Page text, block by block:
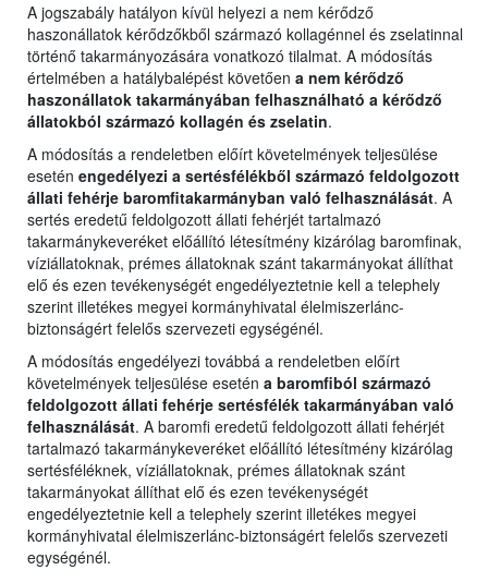
A jogszabály hatályon kívül helyezi a nem kérődző
haszonállatok kérődzőkből származó kollagénnel és zselatinnal
történő takarmányozására vonatkozó tilalmat. A módosítás
értelmében a hatálybalépést követően a nem kérődző
haszonállatok takarmányában felhasználható a kérődző
állatokból származó kollagén és zselatin.
A módosítás a rendeletben előírt követelmények teljesülése
esetén engedélyezi a sertésfélékből származó feldolgozott
állati fehérje baromfitakarmányban való felhasználását. A
sertés eredetű feldolgozott állati fehérjét tartalmazó
takarmánykeveréket előállító létesítmény kizárólag baromfinak,
víziállatoknak, prémes állatoknak szánt takarmányokat állíthat
elő és ezen tevékenységét engedélyeztetnie kell a telephely
szerint illetékes megyei kormányhivatal élelmiszerlánc-
biztonságért felelős szervezeti egységénél.
A módosítás engedélyezi továbbá a rendeletben előírt
követelmények teljesülése esetén a baromfiból származó
feldolgozott állati fehérje sertésfélék takarmányában való
felhasználását. A baromfi eredetű feldolgozott állati fehérjét
tartalmazó takarmánykeveréket előállító létesítmény kizárólag
sertésféléknek, víziállatoknak, prémes állatoknak szánt
takarmányokat állíthat elő és ezen tevékenységét
engedélyeztetnie kell a telephely szerint illetékes megyei
kormányhivatal élelmiszerlánc-biztonságért felelős szervezeti
egységénél.